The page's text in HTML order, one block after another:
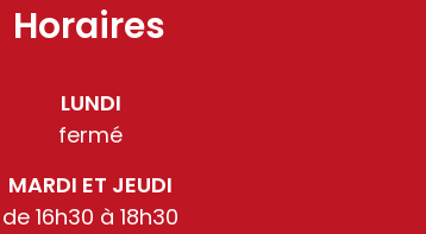
Horaires
LUNDI
fermé
MARDI ET JEUDI
de 16h30 à 18h30